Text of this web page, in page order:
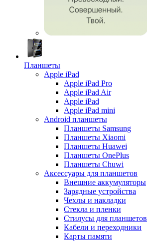
Планшеты
Apple iPad
Apple iPad Pro
Apple iPad Air
Apple iPad
Apple iPad mini
Android планшеты
Планшеты Samsung
Планшеты Xiaomi
Планшеты Huawei
Планшеты OnePlus
Планшеты Chuwi
Аксессуары для планшетов
Внешние аккумуляторы
Зарядные устройства
Чехлы и накладки
Стекла и пленки
Стилусы для планшетов
Кабели и переходники
Карты памяти